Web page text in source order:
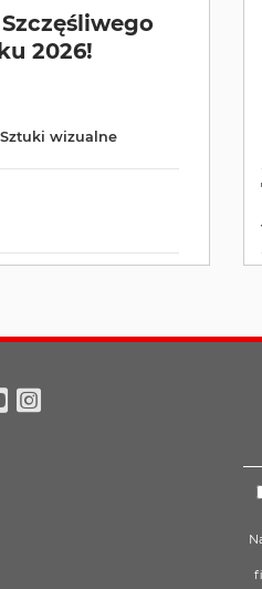
2026!
Sztuki wizualne